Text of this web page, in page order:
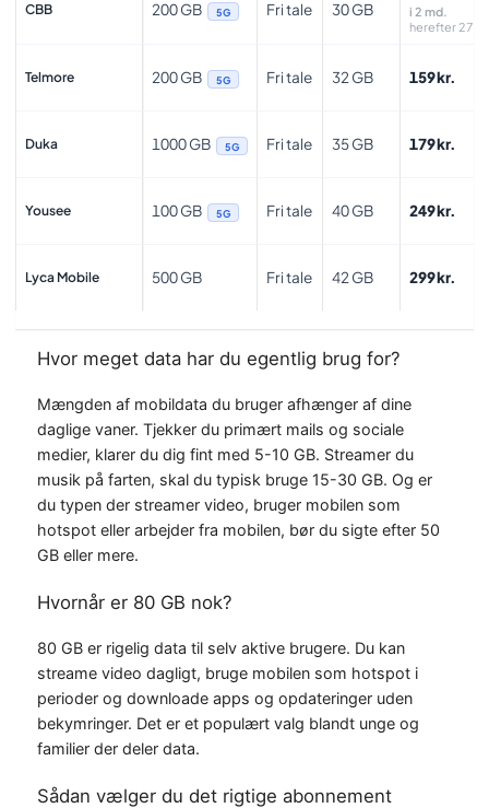
CBB 200 GB 5G Fri tale 30 GB
i 2 md.
herefter 279
Telmore 200 GB 5G Fri tale 32 GB 159 kr.
Duka 1000 GB 5G Fri tale 35 GB 179 kr.
Yousee 100 GB 5G Fri tale 40 GB 249 kr.
Lyca Mobile 500 GB Fri tale 42 GB 299 kr.
Hvor meget data har du egentlig brug for?
Mængden af mobildata du bruger afhænger af dine
daglige vaner. Tjekker du primært mails og sociale
medier, klarer du dig fint med 5-10 GB. Streamer du
musik på farten, skal du typisk bruge 15-30 GB. Og er
du typen der streamer video, bruger mobilen som
hotspot eller arbejder fra mobilen, bør du sigte efter 50
GB eller mere.
Hvornår er 80 GB nok?
80 GB er rigelig data til selv aktive brugere. Du kan
streame video dagligt, bruge mobilen som hotspot i
perioder og downloade apps og opdateringer uden
bekymringer. Det er et populært valg blandt unge og
familier der deler data.
Sådan vælger du det rigtige abonnement